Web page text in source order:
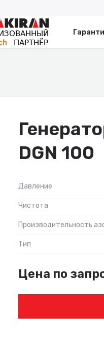
DGN 100
Давление
Чистота
Производительность
Тип
Цена по